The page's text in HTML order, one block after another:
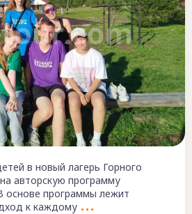
в новый лагерь Горного
авторскую программу
программы лежит
к каждому